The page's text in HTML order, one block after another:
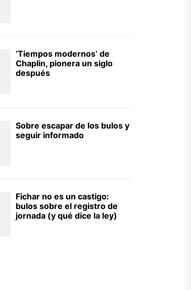
‘Tiempos modernos’ de
Chaplin, pionera un siglo
después
Sobre escapar de los bulos y
seguir informado
Fichar no es un castigo:
bulos sobre el registro de
jornada (y qué dice la ley)